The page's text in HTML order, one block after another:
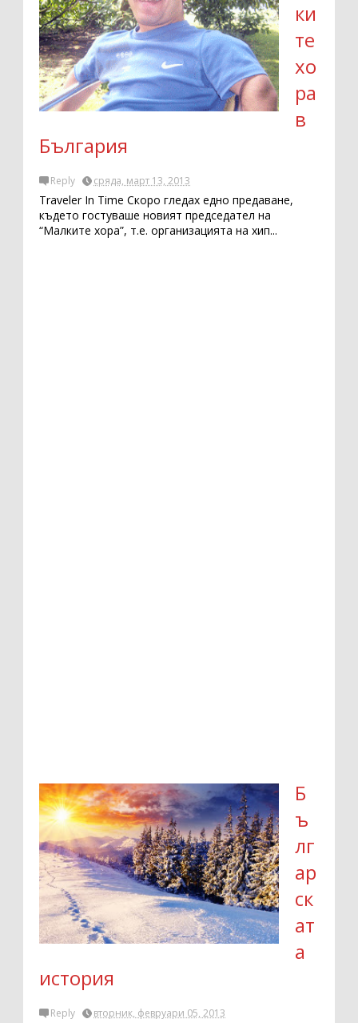
ки
те
хо
ра
в
България
Reply сряда, март 13, 2013
Traveler In Time Скоро гледах едно предаване,
където гостуваше новият председател на
“Mалките хора”, т.е. организацията на хип...
Б
ъ
лг
ар
ск
ат
а
история
Reply вторник, февруари 05, 2013